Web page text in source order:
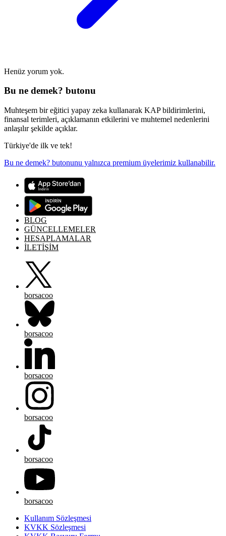
Henüz yorum yok.
Bu ne demek? butonu
Muhteşem bir eğitici yapay zeka kullanarak KAP bildirimlerini,
finansal terimleri, açıklamanın etkilerini ve muhtemel nedenlerini
anlaşılır şekilde açıklar.
Türkiye'de ilk ve tek!
Bu ne demek? butonunu yalnızca premium üyelerimiz kullanabilir.
BLOG
GÜNCELLEMELER
HESAPLAMALAR
İLETİŞİM
borsacoo
borsacoo
borsacoo
borsacoo
borsacoo
borsacoo
Kullanım Sözleşmesi
KVKK Sözleşmesi